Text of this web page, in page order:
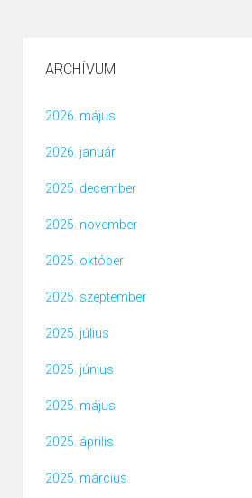
ARCHÍVUM
2026. május
2026. január
2025. december
2025. november
2025. október
2025. szeptember
2025. július
2025. június
2025. május
2025. április
2025. március